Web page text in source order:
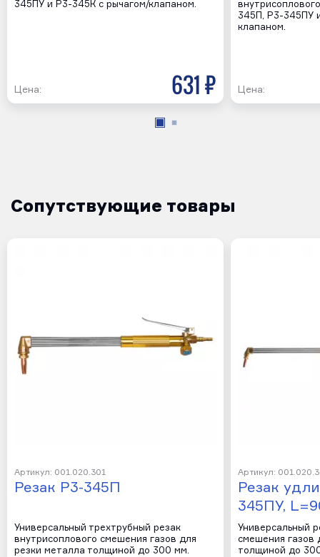
345ПУ и Р3-345К с рычагом/клапаном.
Цена: 631 р
345П, Р3-345ПУ
клапаном.
Цена:
Сопутствующие товары
Артикул: 001.020.301
Резак Р3-345П
Универсальный трехтрубный резак
внутрисоплового смешения газов для
резки металла толщиной до 300 мм.
Артикул:
Резак
345ПУ,
Универсальный
смешения газов
толщиной до